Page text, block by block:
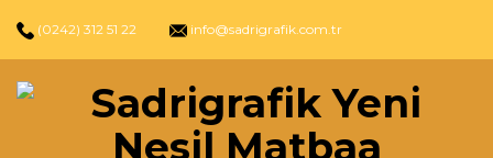
(0242) 312 51 22 info@sadrigrafik.com.tr